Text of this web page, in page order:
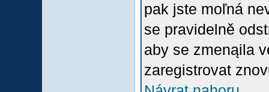
pak jste moľná
se pravidelně
aby se zmenąila
zaregistrovat